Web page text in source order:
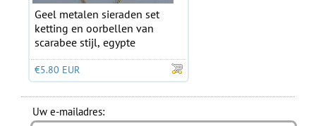
Geel metalen sieraden set
ketting en oorbellen van
scarabee stijl, egypte
€5.80 EUR
Uw e-mailadres: